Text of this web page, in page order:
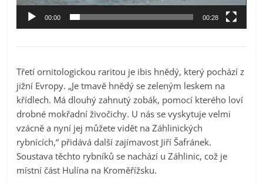
00:00 00:28
Třetí ornitologickou raritou je ibis hnědý, který pochází z
jižní Evropy. „Je tmavě hnědý se zeleným leskem na
křídlech. Má dlouhý zahnutý zobák, pomocí kterého loví
drobné mokřadní živočichy. U nás se vyskytuje velmi
vzácně a nyní jej můžete vidět na Záhlinických
rybnících,“ přidává další zajímavost Jiří Šafránek.
Soustava těchto rybníků se nachází u Záhlinic, což je
místní část Hulína na Kroměřížsku.